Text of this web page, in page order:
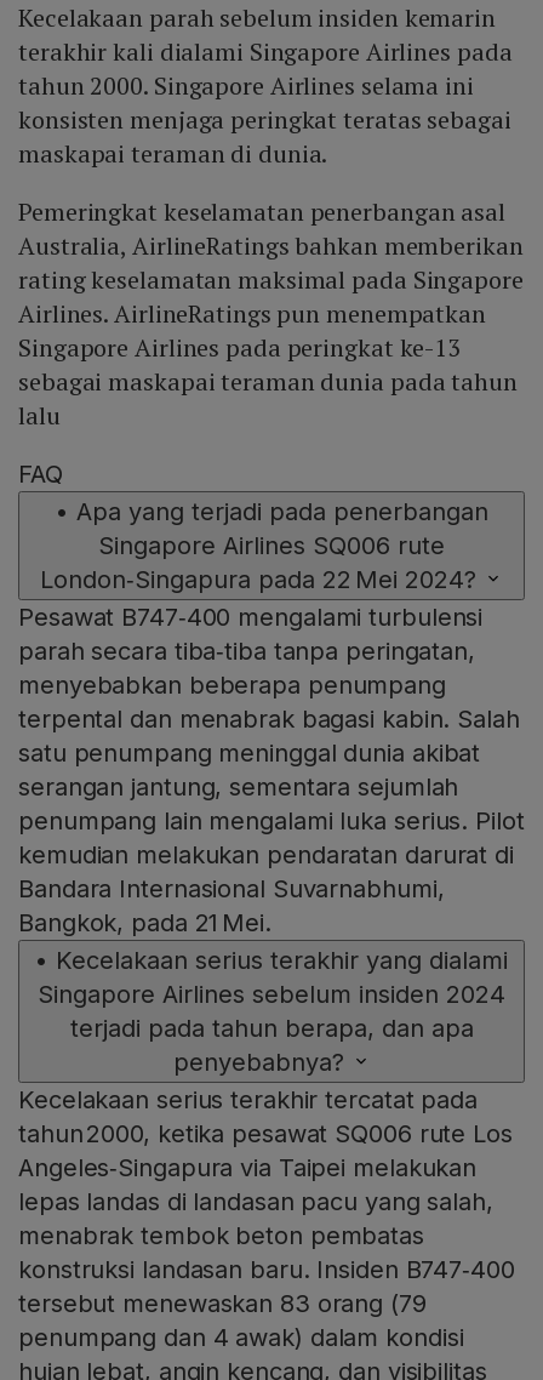
Kecelakaan parah sebelum insiden kemarin
terakhir kali dialami Singapore Airlines pada
tahun 2000. Singapore Airlines selama ini
konsisten menjaga peringkat teratas sebagai
maskapai teraman di dunia.
Pemeringkat keselamatan penerbangan asal
Australia, AirlineRatings bahkan memberikan
rating keselamatan maksimal pada Singapore
Airlines. AirlineRatings pun menempatkan
Singapore Airlines pada peringkat ke-13
sebagai maskapai teraman dunia pada tahun
lalu
FAQ
• Apa yang terjadi pada penerbangan
Singapore Airlines SQ006 rute
London‑Singapura pada 22 Mei 2024?
Pesawat B747‑400 mengalami turbulensi
parah secara tiba‑tiba tanpa peringatan,
menyebabkan beberapa penumpang
terpental dan menabrak bagasi kabin. Salah
satu penumpang meninggal dunia akibat
serangan jantung, sementara sejumlah
penumpang lain mengalami luka serius. Pilot
kemudian melakukan pendaratan darurat di
Bandara Internasional Suvarnabhumi,
Bangkok, pada 21 Mei.
• Kecelakaan serius terakhir yang dialami
Singapore Airlines sebelum insiden 2024
terjadi pada tahun berapa, dan apa
penyebabnya?
Kecelakaan serius terakhir tercatat pada
tahun 2000, ketika pesawat SQ006 rute Los
Angeles‑Singapura via Taipei melakukan
lepas landas di landasan pacu yang salah,
menabrak tembok beton pembatas
konstruksi landasan baru. Insiden B747‑400
tersebut menewaskan 83 orang (79
penumpang dan 4 awak) dalam kondisi
hujan lebat, angin kencang, dan visibilitas